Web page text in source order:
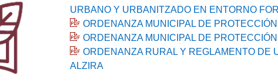
URBANO Y URBANITZADO EN ENTORNO
ORDENANZA MUNICIPAL DE
ORDENANZA MUNICIPAL DE
ORDENANZA RURAL Y REGLAMENTO DE
ALZIRA